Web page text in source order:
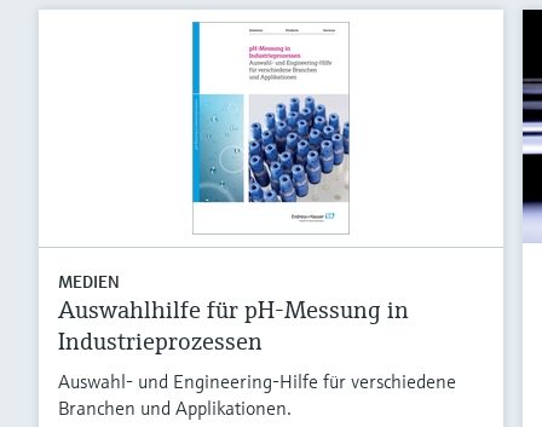
MEDIEN
Auswahlhilfe für pH-Messung in
Industrieprozessen
Auswahl- und Engineering-Hilfe für verschiedene
Branchen und Applikationen.